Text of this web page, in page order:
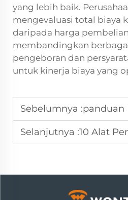
yang lebih baik.
mengevaluasi total biaya
daripada harga
membandingkan
pengeboran dan
untuk kinerja biaya yang
Sebelumnya :panduan
Selanjutnya :10 Alat Pengeboran